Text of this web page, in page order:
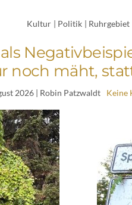
Kultur | Politik | Ruhrgebiet
noch mäht,
2026| Robin Patzwaldt Keine